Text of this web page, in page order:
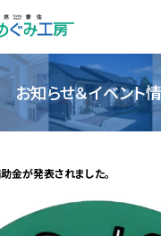
お知らせ＆イベント
金が発表されました。